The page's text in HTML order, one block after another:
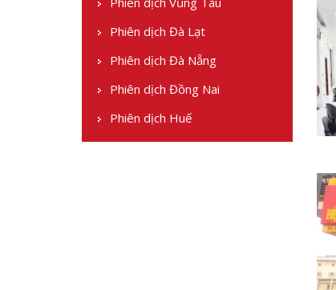
Phiên dịch Đà Lạt
Phiên dịch Đà Nẵng
Phiên dịch Đồng Nai
Phiên dịch Huế